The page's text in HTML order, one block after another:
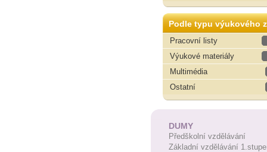
Podle typu výukového
Pracovní listy
Výukové materiály
Multimédia
Ostatní
DUMY
Předškolní vzdělávání
Základní vzdělávání